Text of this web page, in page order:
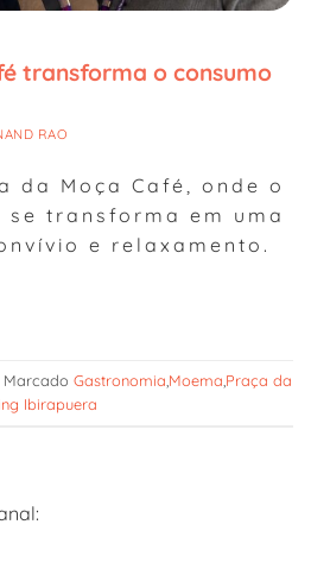
transforma o consumo
RAO
da Moça Café, onde o
se transforma em uma
e relaxamento.
Marcado Gastronomia Moema Praça da
Ibirapuera